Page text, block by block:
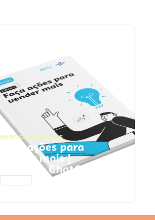
NEGÓCIOS, VENDAS
Faça ações para
vender mais |
Prompts ChatGPT